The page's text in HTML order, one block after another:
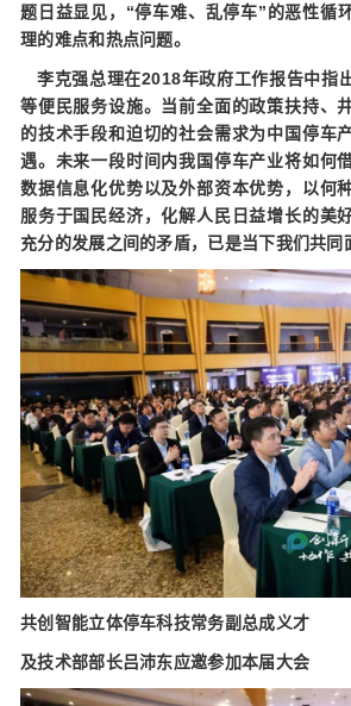
题日益显见，“停车难、乱停车”的恶性循
理的难点和热点问题。
李克强总理在2018年政府工作报告中指
等便民服务设施。当前全面的政策扶持、
的技术手段和迫切的社会需求为中国停车
遇。未来一段时间内我国停车产业将如何
数据信息化优势以及外部资本优势，以何
服务于国民经济，化解人民日益增长的美
充分的发展之间的矛盾，已是当下我们共同
共创智能立体停车科技常务副总成义才
及技术部部长吕沛东应邀参加本届大会